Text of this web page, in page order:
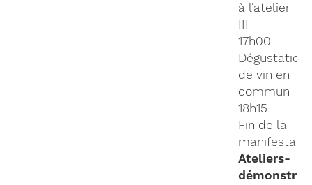
à l’atelier
III
17h00
Dégustation
de vin en
commun
18h15
Fin de la
Ateliers-